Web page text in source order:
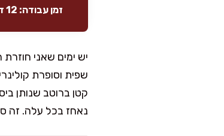
זמן עבודה: 12 דק'
יש ימים שאני
שפית וסופרת
קטן ברוטב שנותן ביס
נאחז בכל עלה. זה